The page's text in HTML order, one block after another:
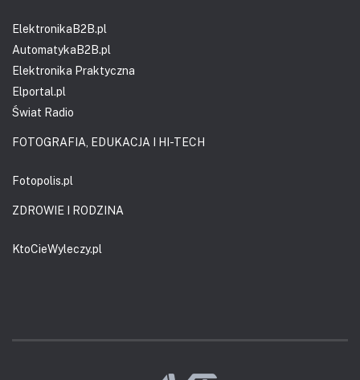
ElektronikaB2B.pl
AutomatykaB2B.pl
Elektronika Praktyczna
Elportal.pl
Świat Radio
FOTOGRAFIA, EDUKACJA I HI-TECH
Fotopolis.pl
ZDROWIE I RODZINA
KtoCieWyleczy.pl